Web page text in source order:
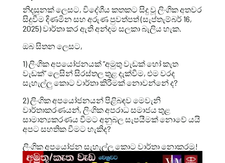
නිදසුනක් ලෙසට, විදේශීය කතකට සිදු වූ ලිංගික අතවර
සිදුවීම දිණමින සහ අරුණ පුවත්පත් (සැප්තැම්බර් 16,
2025) වාර්තා කර ඇති අන්දම සලකා බැලිය හැක.
ඔබ සිතන ලෙසට,
1) ලිංගික අපයෝජනයක් “අමුතු වැඩක් හෝ කැත
වැඩක්” ලෙසින් සිරස්තල තුළ දැක්වීම, එම වරද
සැහැල්ලු කොට වාර්තා කිරීමක් නොවන්නේ ද?
2) ලිංගික අපයෝජනයන් පිළිබඳව මෙවැනි
වාර්තාකරණයන්, ලිංගික අපරාධ සමාජය තුළ
සාමාන්‍යකරණය වීමට අනුබල සැපයීමක් නොවේ යයි
අපට සහතික වීමට හැකිද?
ලිංගික අපයෝජන සැහැල්ලු කොට වාර්තා නොකරමු!